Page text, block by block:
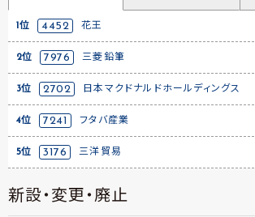
1位 4452 花王
2位 7976 三菱鉛筆
3位 2702 日本マクドナルドホールディングス
4位 7241 フタバ産業
5位 3176 三洋貿易
新設・変更・廃止